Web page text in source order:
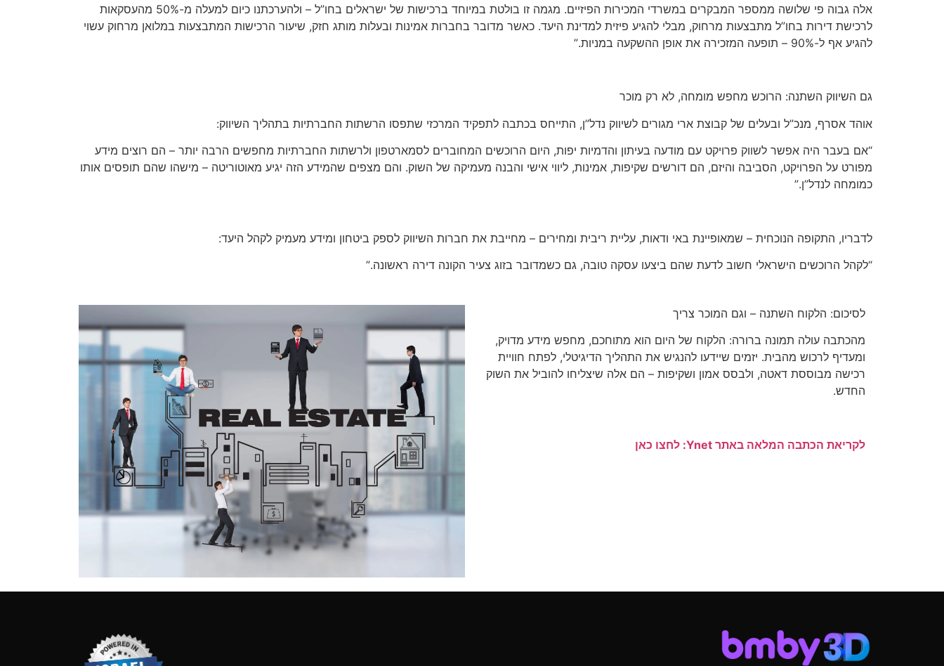
אלה גבוה פי שלושה ממספר המבקרים במשרדי המכירות הפיזיים. מגמה זו בולטת במיוחד ברכישות של ישראלים בחו”ל – ולהערכתנו כיום למעלה מ-50% מהעסקאות
לרכישת דירות בחו”ל מתבצעות מרחוק, מבלי להגיע פיזית למדינת היעד. כאשר מדובר בחברות אמינות ובעלות מותג חזק, שיעור הרכישות המתבצעות במלואן מרחוק עשוי
להגיע אף ל-90% – תופעה המזכירה את אופן ההשקעה במניות.”
גם השיווק השתנה: הרוכש מחפש מומחה, לא רק מוכר
אוהד אסרף, מנכ”ל ובעלים של קבוצת ארי מגורים לשיווק נדל”ן, התייחס בכתבה לתפקיד המרכזי שתפסו הרשתות החברתיות בתהליך השיווק:
“אם בעבר היה אפשר לשווק פרויקט עם מודעה בעיתון והדמיות יפות, היום הרוכשים המחוברים לסמארטפון ולרשתות החברתיות מחפשים הרבה יותר – הם רוצים מידע
מפורט על הפרויקט, הסביבה והיזם, הם דורשים שקיפות, אמינות, ליווי אישי והבנה מעמיקה של השוק. והם מצפים שהמידע הזה יגיע מאוטוריטה – מישהו שהם תופסים אותו
כמומחה לנדל”ן.”
לדבריו, התקופה הנוכחית – שמאופיינת באי ודאות, עליית ריבית ומחירים – מחייבת את חברות השיווק לספק ביטחון ומידע מעמיק לקהל היעד:
“לקהל הרוכשים הישראלי חשוב לדעת שהם ביצעו עסקה טובה, גם כשמדובר בזוג צעיר הקונה דירה ראשונה.”
לסיכום: הלקוח השתנה – וגם המוכר צריך
מהכתבה עולה תמונה ברורה: הלקוח של היום הוא מתוחכם, מחפש מידע מדויק,
ומעדיף לרכוש מהבית. יזמים שיידעו להנגיש את התהליך הדיגיטלי, לפתח חוויית
רכישה מבוססת דאטה, ולבסס אמון ושקיפות – הם אלה שיצליחו להוביל את השוק
החדש.
לקריאת הכתבה המלאה באתר Ynet: לחצו כאן